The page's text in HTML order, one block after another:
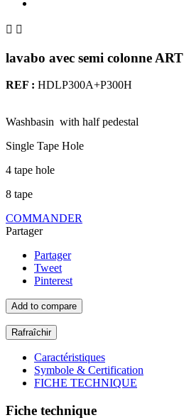
 
lavabo avec semi colonne ART
REF : HDLP300A+P300H
Washbasin with half pedestal
Single Tape Hole
4 tape hole
8 tape
COMMANDER
Partager
Partager
Tweet
Pinterest
Add to compare
Caractéristiques
Symbole & Certification
FICHE TECHNIQUE
Fiche technique